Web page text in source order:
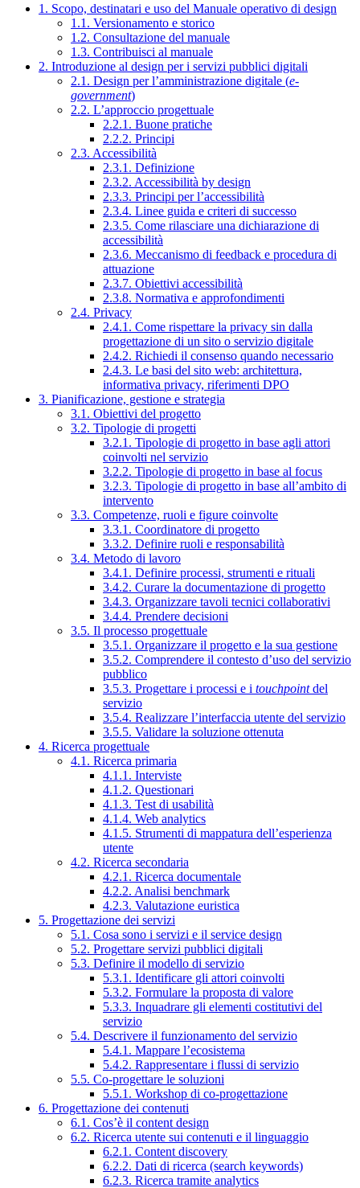
1. Scopo, destinatari e uso del Manuale operativo di design
1.1. Versionamento e storico
1.2. Consultazione del manuale
1.3. Contribuisci al manuale
2. Introduzione al design per i servizi pubblici digitali
2.1. Design per l’amministrazione digitale (e-
government)
2.2. L’approccio progettuale
2.2.1. Buone pratiche
2.2.2. Principi
2.3. Accessibilità
2.3.1. Definizione
2.3.2. Accessibilità by design
2.3.3. Principi per l’accessibilità
2.3.4. Linee guida e criteri di successo
2.3.5. Come rilasciare una dichiarazione di
accessibilità
2.3.6. Meccanismo di feedback e procedura di
attuazione
2.3.7. Obiettivi accessibilità
2.3.8. Normativa e approfondimenti
2.4. Privacy
2.4.1. Come rispettare la privacy sin dalla
progettazione di un sito o servizio digitale
2.4.2. Richiedi il consenso quando necessario
2.4.3. Le basi del sito web: architettura,
informativa privacy, riferimenti DPO
3. Pianificazione, gestione e strategia
3.1. Obiettivi del progetto
3.2. Tipologie di progetti
3.2.1. Tipologie di progetto in base agli attori
coinvolti nel servizio
3.2.2. Tipologie di progetto in base al focus
3.2.3. Tipologie di progetto in base all’ambito di
intervento
3.3. Competenze, ruoli e figure coinvolte
3.3.1. Coordinatore di progetto
3.3.2. Definire ruoli e responsabilità
3.4. Metodo di lavoro
3.4.1. Definire processi, strumenti e rituali
3.4.2. Curare la documentazione di progetto
3.4.3. Organizzare tavoli tecnici collaborativi
3.4.4. Prendere decisioni
3.5. Il processo progettuale
3.5.1. Organizzare il progetto e la sua gestione
3.5.2. Comprendere il contesto d’uso del servizio
pubblico
3.5.3. Progettare i processi e i touchpointdel
servizio
3.5.4. Realizzare l’interfaccia utente del servizio
3.5.5. Validare la soluzione ottenuta
4. Ricerca progettuale
4.1. Ricerca primaria
4.1.1. Interviste
4.1.2. Questionari
4.1.3. Test di usabilità
4.1.4. Web analytics
4.1.5. Strumenti di mappatura dell’esperienza
utente
4.2. Ricerca secondaria
4.2.1. Ricerca documentale
4.2.2. Analisi benchmark
4.2.3. Valutazione euristica
5. Progettazione dei servizi
5.1. Cosa sono i servizi e il service design
5.2. Progettare servizi pubblici digitali
5.3. Definire il modello di servizio
5.3.1. Identificare gli attori coinvolti
5.3.2. Formulare la proposta di valore
5.3.3. Inquadrare gli elementi costitutivi del
servizio
5.4. Descrivere il funzionamento del servizio
5.4.1. Mappare l’ecosistema
5.4.2. Rappresentare i flussi di servizio
5.5. Co-progettare le soluzioni
5.5.1. Workshop di co-progettazione
6. Progettazione dei contenuti
6.1. Cos’è il content design
6.2. Ricerca utente sui contenuti e il linguaggio
6.2.1. Content discovery
6.2.2. Dati di ricerca (search keywords)
6.2.3. Ricerca tramite analytics